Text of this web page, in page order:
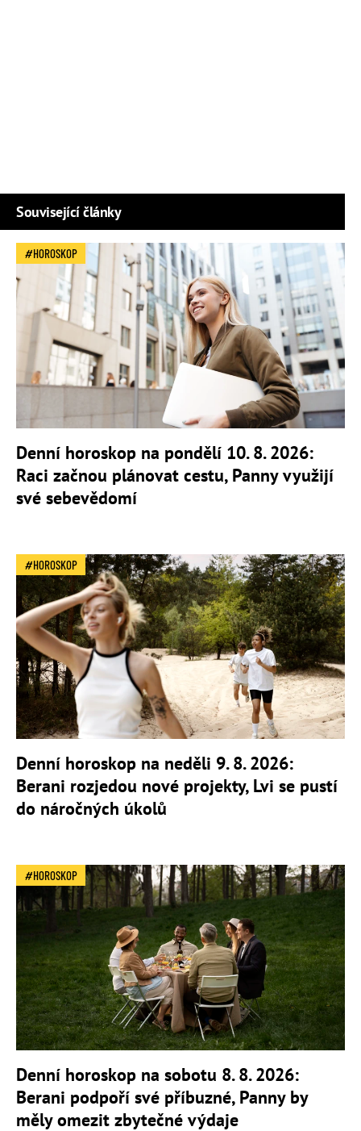
Související články
HOROSKOP
Denní horoskop na pondělí 10. 8. 2026:
Raci začnou plánovat cestu, Panny využijí
své sebevědomí
HOROSKOP
Denní horoskop na neděli 9. 8. 2026:
Berani rozjedou nové projekty, Lvi se pustí
do náročných úkolů
HOROSKOP
Denní horoskop na sobotu 8. 8. 2026:
Berani podpoří své příbuzné, Panny by
měly omezit zbytečné výdaje